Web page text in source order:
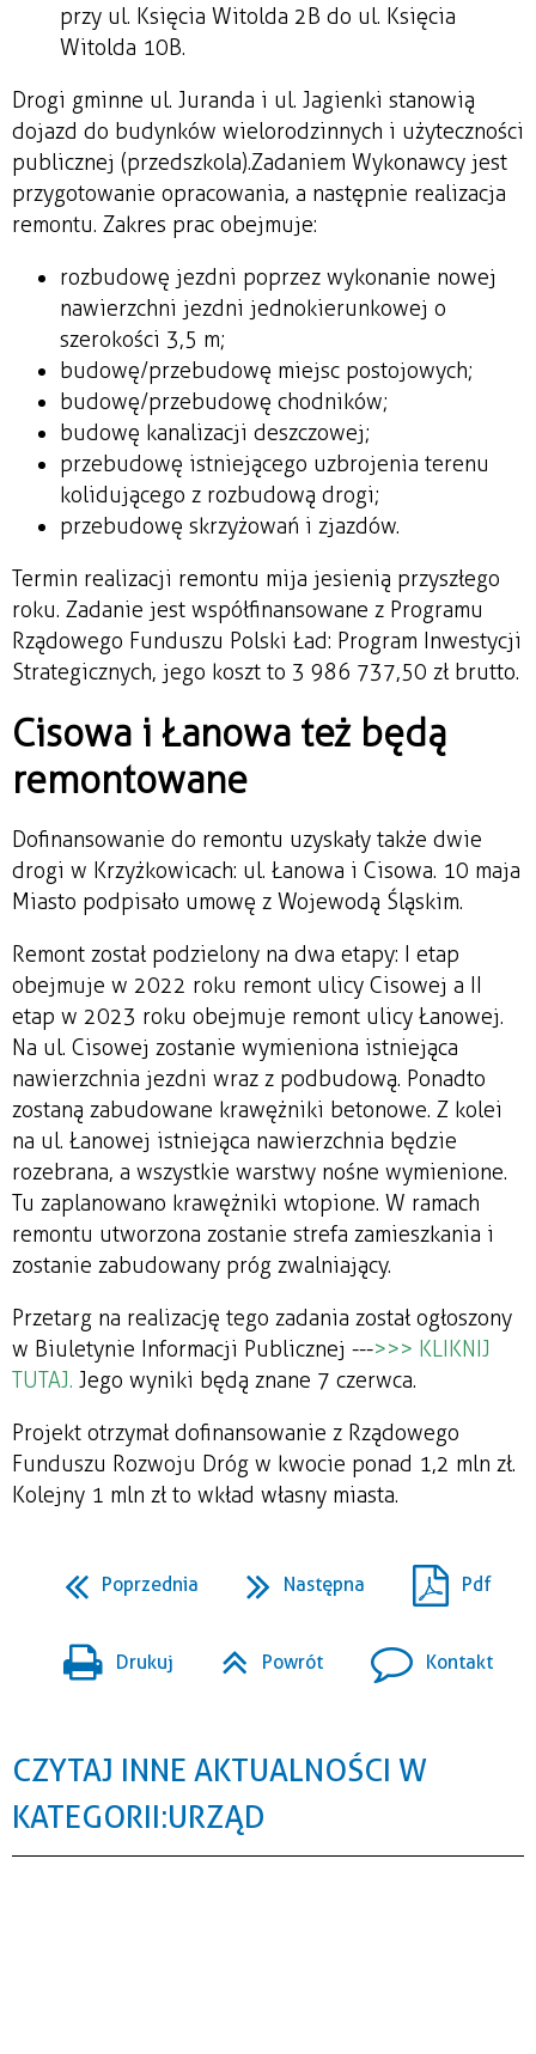
przy ul. Księcia Witolda 2B do ul. Księcia
Witolda 10B.
Drogi gminne ul. Juranda i ul. Jagienki stanowią
dojazd do budynków wielorodzinnych i użyteczności
publicznej (przedszkola). Zadaniem Wykonawcy jest
przygotowanie opracowania, a następnie realizacja
remontu. Zakres prac obejmuje:
rozbudowę jezdni poprzez wykonanie nowej
nawierzchni jezdni jednokierunkowej o
szerokości 3,5 m;
budowę/przebudowę miejsc postojowych;
budowę/przebudowę chodników;
budowę kanalizacji deszczowej;
przebudowę istniejącego uzbrojenia terenu
kolidującego z rozbudową drogi;
przebudowę skrzyżowań i zjazdów.
Termin realizacji remontu mija jesienią przyszłego
roku. Zadanie jest współfinansowane z Programu
Rządowego Funduszu Polski Ład: Program Inwestycji
Strategicznych, jego koszt to 3 986 737,50 zł brutto.
Cisowa i Łanowa też będą
remontowane
Dofinansowanie do remontu uzyskały także dwie
drogi w Krzyżkowicach: ul. Łanowa i Cisowa. 10 maja
Miasto podpisało umowę z Wojewodą Śląskim.
Remont został podzielony na dwa etapy: I etap
obejmuje w 2022 roku remont ulicy Cisowej a II
etap w 2023 roku obejmuje remont ulicy Łanowej.
Na ul. Cisowej zostanie wymieniona istniejąca
nawierzchnia jezdni wraz z podbudową. Ponadto
zostaną zabudowane krawężniki betonowe. Z kolei
na ul. Łanowej istniejąca nawierzchnia będzie
rozebrana, a wszystkie warstwy nośne wymienione.
Tu zaplanowano krawężniki wtopione. W ramach
remontu utworzona zostanie strefa zamieszkania i
zostanie zabudowany próg zwalniający.
Przetarg na realizację tego zadania został ogłoszony
w Biuletynie Informacji Publicznej --->>> KLIKNIJ
TUTAJ. Jego wyniki będą znane 7 czerwca.
Projekt otrzymał dofinansowanie z Rządowego
Funduszu Rozwoju Dróg w kwocie ponad 1,2 mln zł.
Kolejny 1 mln zł to wkład własny miasta.
Poprzednia Następna Pdf
Drukuj Powrót Kontakt
CZYTAJ INNE AKTUALNOŚCI W
KATEGORII: URZĄD